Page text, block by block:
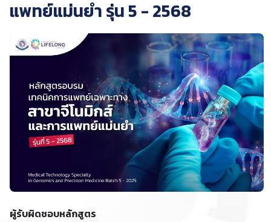
แพทย์แม่นยำ รุ่น 5 - 2568
ผู้รับผิดชอบหลักสูตร